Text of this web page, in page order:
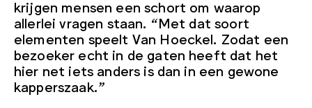
krijgen mensen een schort om waarop
allerlei vragen staan. “Met dat soort
elementen speelt Van Hoeckel. Zodat een
bezoeker echt in de gaten heeft dat het
hier net iets anders is dan in een gewone
kapperszaak.”